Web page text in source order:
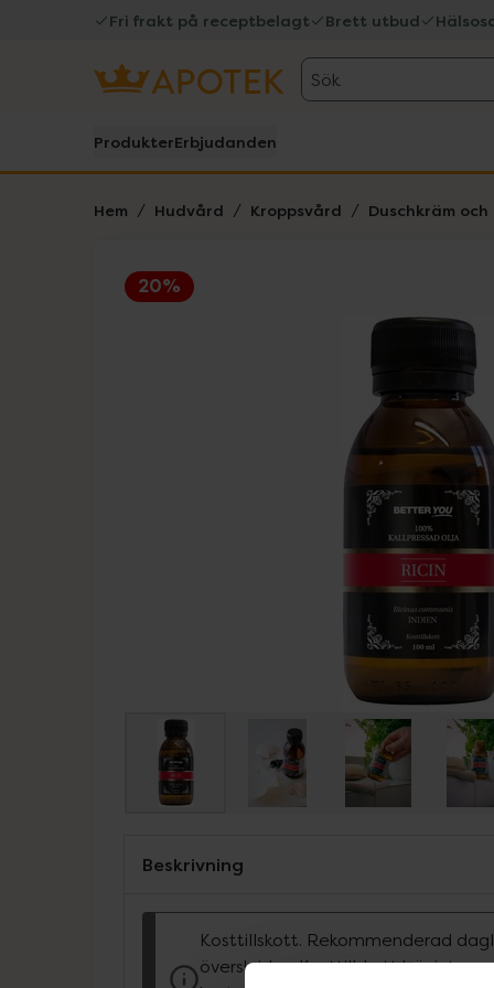
Fri frakt på receptbelagt Brett utbud
Sök
ProdukterErbjudanden
Hem Hudvård Kroppsvård Duschkräm
20%
Beskrivning
Kosttillskott. Rekommenderad
överskridas. Kosttillskott bör inte